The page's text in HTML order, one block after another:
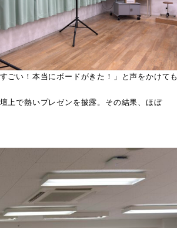
ごい！本当にボードがきた！」と声をかけても
上で熱いプレゼンを披露。その結果、ほぼ